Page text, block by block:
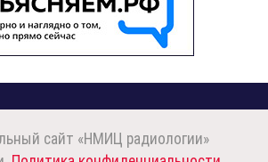
сайт «НМИЦ радиологии»